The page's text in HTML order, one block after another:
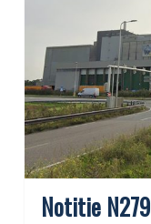
Notitie N279